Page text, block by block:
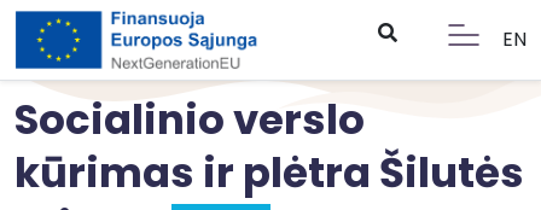
EN
Socialinio verslo
kūrimas ir plėtra Šilutės